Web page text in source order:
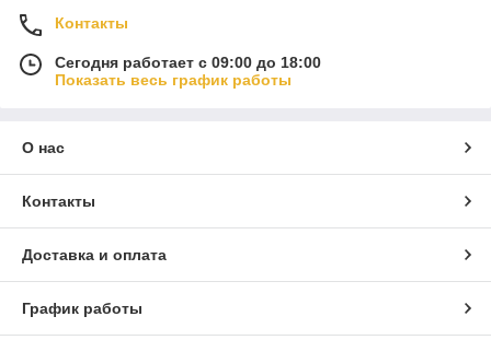
Контакты
Сегодня работает с 09:00 до 18:00
Показать весь график работы
О нас
Контакты
Доставка и оплата
График работы